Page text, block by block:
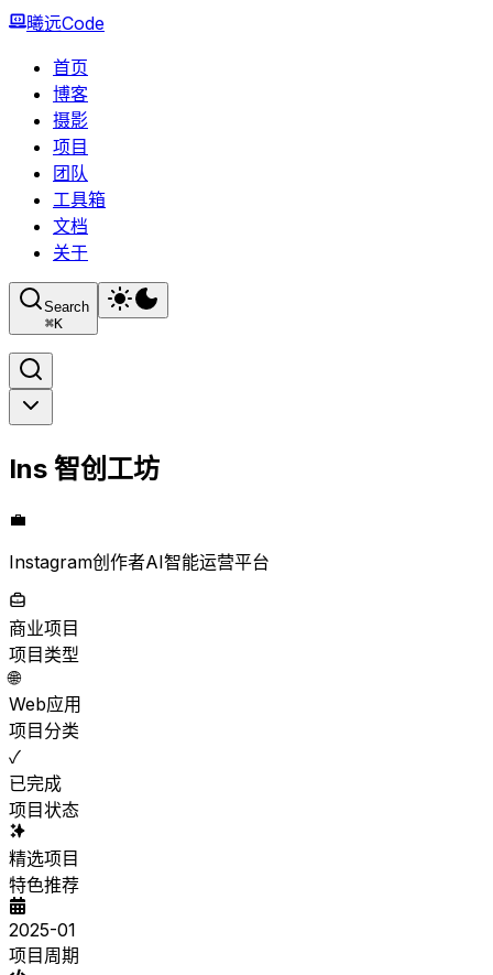
曦远Code
首页
博客
摄影
项目
团队
工具箱
文档
关于
Search
⌘K
Ins 智创工坊
💼
Instagram创作者AI智能运营平台
商业项目
项目类型
🌐
Web应用
项目分类
✓
已完成
项目状态
精选项目
特色推荐
2025-01
项目周期